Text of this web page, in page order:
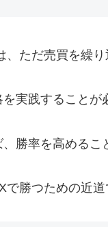
ただ売買を繰り
実践することが
勝率を高めるこ
勝つための近道